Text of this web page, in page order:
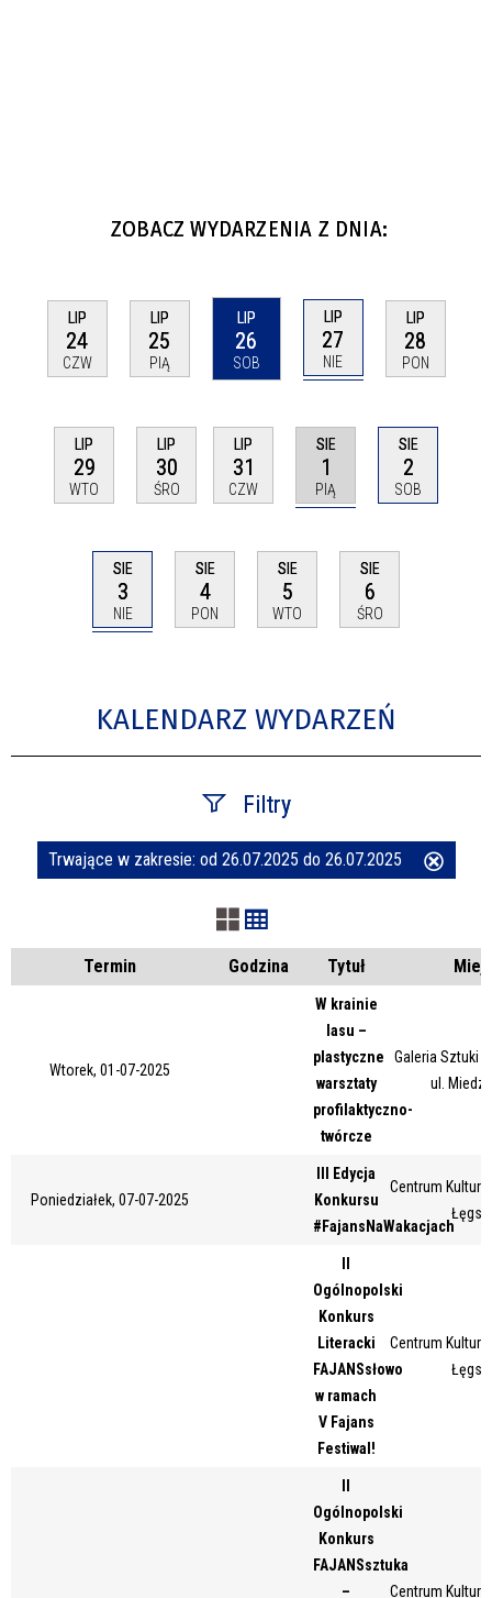
ZOBACZ WYDARZENIA Z DNIA:
LIP
24
CZW
LIP
25
PIĄ
LIP
26
SOB
LIP
27
NIE
LIP
28
PON
LIP
29
WTO
LIP
30
ŚRO
LIP
31
CZW
SIE
1
PIĄ
SIE
2
SOB
SIE
3
NIE
SIE
4
PON
SIE
5
WTO
SIE
6
ŚRO
KALENDARZ WYDARZEŃ
Filtry
Szukana fraza
Kategoria
Trwające w zakresie: od 26.07.2025 do 26.07.2025
Termin Godzina Tytuł
Wtorek, 01-07-2025
W krainie
lasu –
plastyczne
warsztaty
profilaktyczno-
twórcze
Galeria Sztuki
ul.
Poniedziałek, 07-07-2025
III Edycja
Konkursu
#FajansNaWakacjach
Centrum Kultury
Ogólnopolski
Konkurs
Literacki
FAJANSsłowo
w ramach
V Fajans
Festiwal!
Centrum Kultury
Ogólnopolski
Konkurs
FAJANSsztuka
–
Centrum Kultury